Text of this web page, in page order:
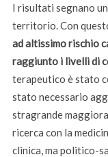
I risultati segnano
territorio. Con
ad altissimo rischio
raggiunto i livelli di
terapeutico è stato
stato necessario
stragrande
ricerca con la
clinica, ma politico-